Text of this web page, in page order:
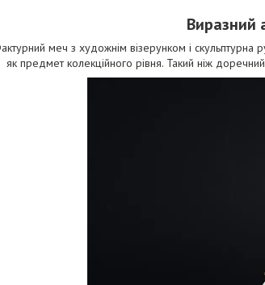
Виразний
меч з художнім візерунком і скульптурна
як предмет колекційного рівня. Такий ніж